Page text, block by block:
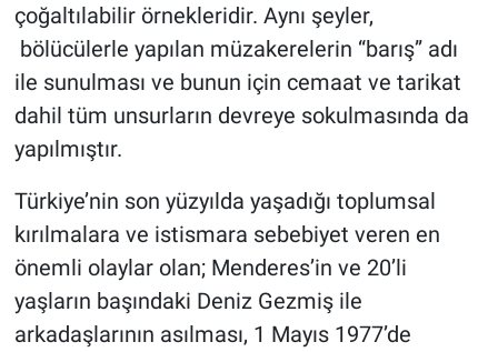
çoğaltılabilir örnekleridir. Aynı şeyler,
bölücülerle yapılan müzakerelerin “barış” adı
ile sunulması ve bunun için cemaat ve tarikat
dahil tüm unsurların devreye sokulmasında da
yapılmıştır.
Türkiye’nin son yüzyılda yaşadığı toplumsal
kırılmalara ve istismara sebebiyet veren en
önemli olaylar olan; Menderes’in ve 20’li
yaşların başındaki Deniz Gezmiş ile
arkadaşlarının asılması, 1 Mayıs 1977’de